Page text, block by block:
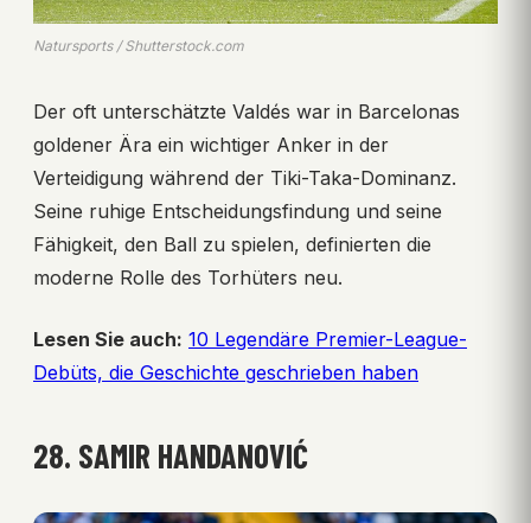
Natursports / Shutterstock.com
Der oft unterschätzte Valdés war in Barcelonas
goldener Ära ein wichtiger Anker in der
Verteidigung während der Tiki-Taka-Dominanz.
Seine ruhige Entscheidungsfindung und seine
Fähigkeit, den Ball zu spielen, definierten die
moderne Rolle des Torhüters neu.
Lesen Sie auch: 10 Legendäre Premier-League-
Debüts, die Geschichte geschrieben haben
28. SAMIR HANDANOVIĆ